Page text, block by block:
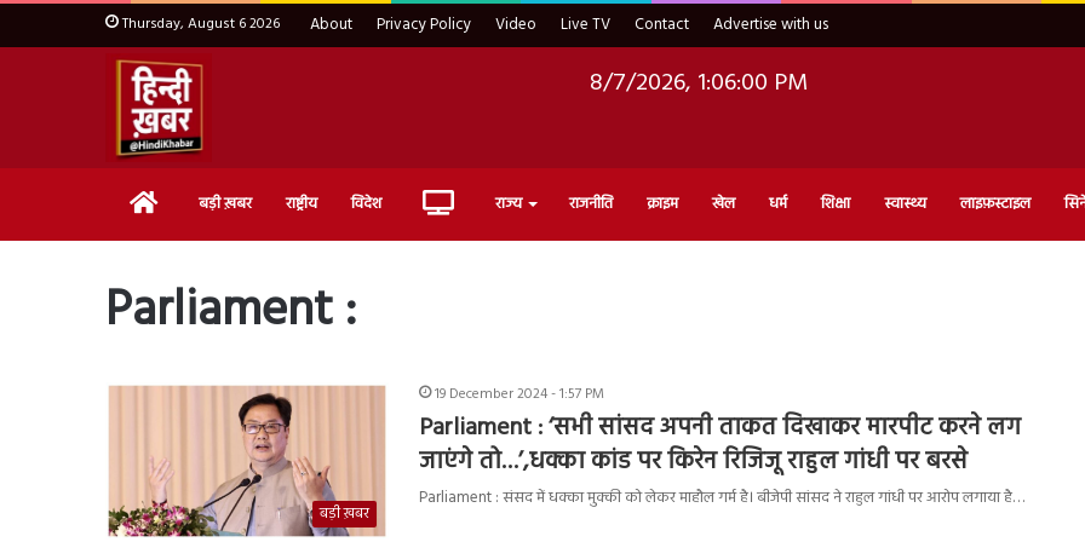
Thursday, August 6 2026 About Privacy Policy Video Live TV Contact Advertise with us
8/7/2026, 1:06:02 PM
Home बड़ी ख़बर राष्ट्रीय विदेश Live राज्य राजनीति क्राइम खेल धर्म शिक्षा स्वास्थ्य लाइफ़स्टाइल
Parliament :
बड़ी ख़बर
19 December 2024 - 1:57 PM
Parliament : ‘सभी सांसद अपनी ताकत दिखाकर मारपीट करने लग
जाएंगे तो…’,धक्का कांड पर किरेन रिजिजू राहुल गांधी पर बरसे
Parliament : संसद में धक्का मुक्की को लेकर माहौल गर्म है। बीजेपी सांसद ने राहुल गांधी पर आरोप लगाया है…